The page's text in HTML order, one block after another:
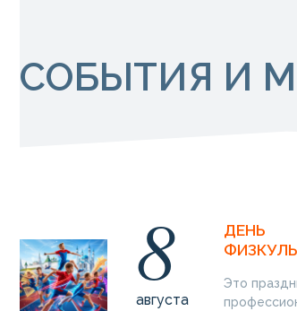
СОБЫТИЯ И
8
августа
ДЕНЬ
Это